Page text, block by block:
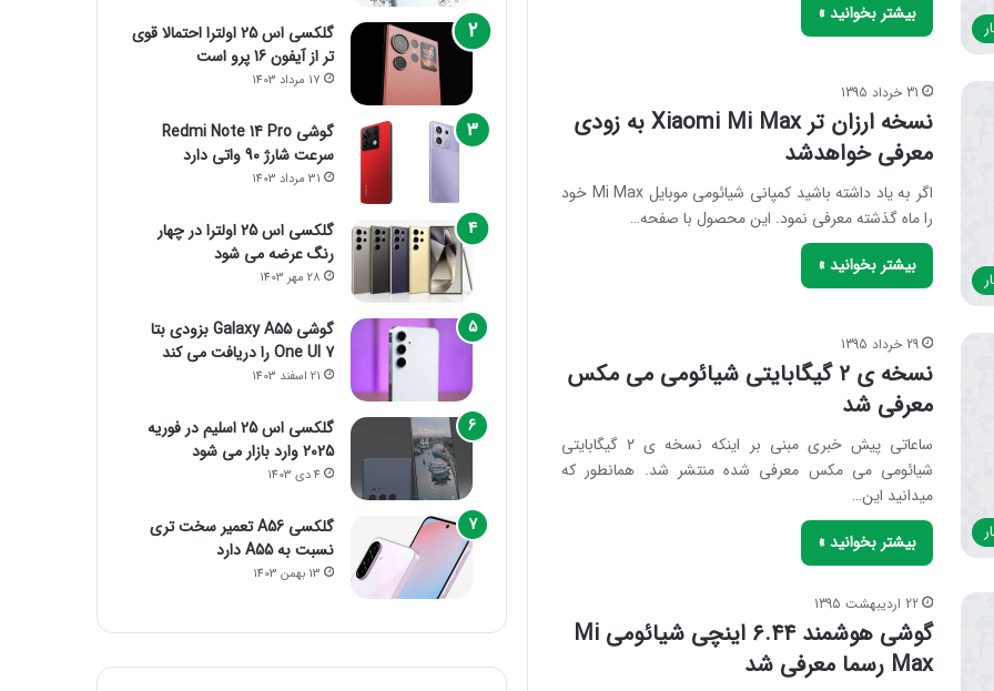
بیشتر بخوانید »
31 خرداد 1395
نسخه ارزان تر Xiaomi Mi Max به زودی
معرفی خواهدشد
اگر به یاد داشته باشید کمپانی شیائومی موبایل Mi Max خود
را ماه گذشته معرفی نمود. این محصول با صفحه…
بیشتر بخوانید »
29 خرداد 1395
نسخه ی ۲ گیگابایتی شیائومی می مکس
معرفی شد
ساعاتی پیش خبری مبنی بر اینکه نسخه ی ۲ گیگابایتی
شیائومی می مکس معرفی شده منتشر شد. همانطور که
میدانید این…
بیشتر بخوانید »
22 اردیبهشت 1395
گوشی هوشمند ۶.۴۴ اینچی شیائومی Mi
Max رسما معرفی شد
گلکسی اس 25 اولترا احتمالا قوی
تر از آیفون 16 پرو است
17 مرداد 1403
گوشی Redmi Note 14 Pro
سرعت شارژ 90 واتی دارد
31 مرداد 1403
گلکسی اس 25 اولترا در چهار
رنگ عرضه می شود
28 مهر 1403
گوشی Galaxy A55 بزودی بتا
One UI 7 را دریافت می کند
21 اسفند 1403
گلکسی اس 25 اسلیم در فوریه
2025 وارد بازار می شود
4 دی 1403
گلکسی A56 تعمیر سخت تری
نسبت به A55 دارد
13 بهمن 1403